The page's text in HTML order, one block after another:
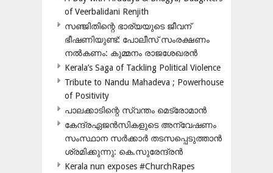
of Veerbalidani Renjith
സഞ്ജിതിന്റെ ഭാര്യയുടെ ജീവന്
ഭീഷണിയുണ്ട്: പോലീസ് സംരക്ഷണം
നൽകണം: കുമ്മനം രാജശേഖരൻ
Kerala’s Saga of Tackling Political Violence
Tribute to Nandu Mahadeva ; Powerhouse
of Positivity
പാലക്കാടിന്റെ സ്വന്തം മെട്രോമാൻ
കേന്ദ്രഏജൻസികളുടെ അന്വേഷണം
സംസ്ഥാന സർക്കാർ തടസപ്പെടുത്താൻ
ശ്രമിക്കുന്നു: കെ.സുരേന്ദ്രൻ
Kerala nun exposes #ChurchRapes